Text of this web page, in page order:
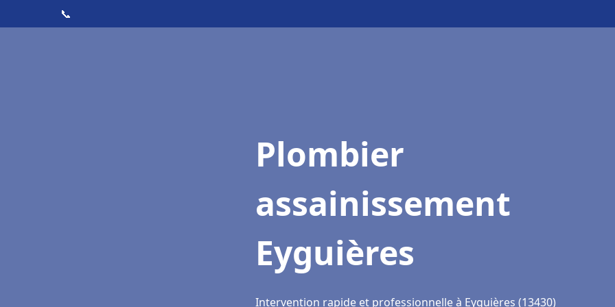
📞
Plombier
assainissement
Eyguières
Intervention rapide et professionnelle à Eyguières (13430)